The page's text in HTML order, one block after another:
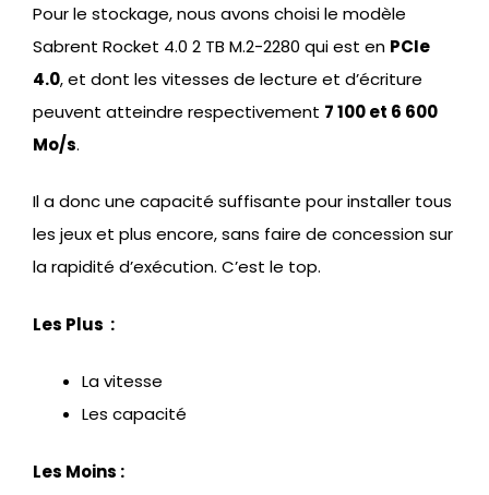
Pour le stockage, nous avons choisi le modèle
Sabrent Rocket 4.0 2 TB M.2-2280 qui est en PCIe
4.0, et dont les vitesses de lecture et d’écriture
peuvent atteindre respectivement 7 100 et 6 600
Mo/s.
Il a donc une capacité suffisante pour installer tous
les jeux et plus encore, sans faire de concession sur
la rapidité d’exécution. C’est le top.
Les Plus :
La vitesse
Les capacité
Les Moins :